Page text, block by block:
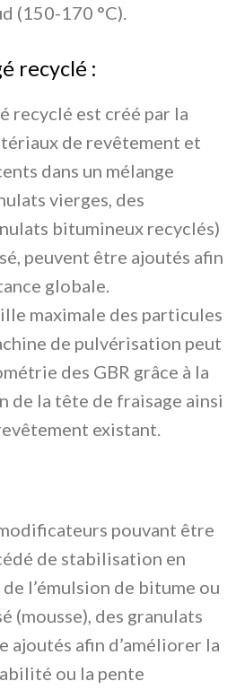
(150-170 °C).
recyclé :
recyclé est créé par la
de revêtement et
dans un mélange
vierges, des
bitumineux recyclés)
peuvent être ajoutés afin
globale.
maximale des particules
de pulvérisation peut
des GBR grâce à la
de la tête de fraisage ainsi
existant.
pouvant être
de stabilisation en
l’émulsion de bitume ou
(mousse), des granulats
ajoutés afin d’améliorer la
ou la pente